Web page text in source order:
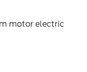
motor electric